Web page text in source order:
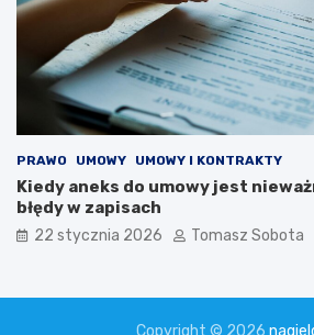
PRAWO UMOWY UMOWY I KONTRAKTY
Kiedy aneks do umowy jest
błędy w zapisach
22 stycznia 2026 Tomasz Sobota
Copyright © 2026